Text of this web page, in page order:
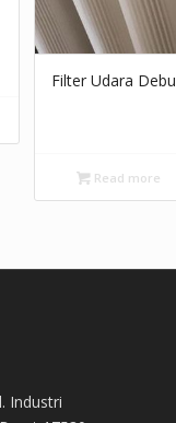
Filter Udara Debu
Read more
Industri